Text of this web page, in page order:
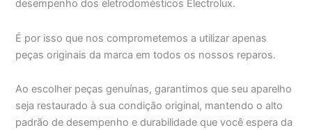
desempenho dos eletrodomésticos Electrolux.
É por isso que nos comprometemos a utilizar apenas
peças originais da marca em todos os nossos reparos.
Ao escolher peças genuínas, garantimos que seu aparelho
seja restaurado à sua condição original, mantendo o alto
padrão de desempenho e durabilidade que você espera da